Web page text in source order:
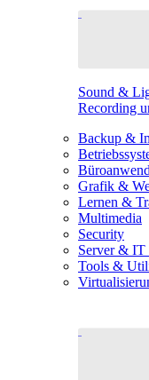
Sound &
Recording
Backup &
Grafik &
Lernen &
Multimedia
Security
Server & IT
Tools &